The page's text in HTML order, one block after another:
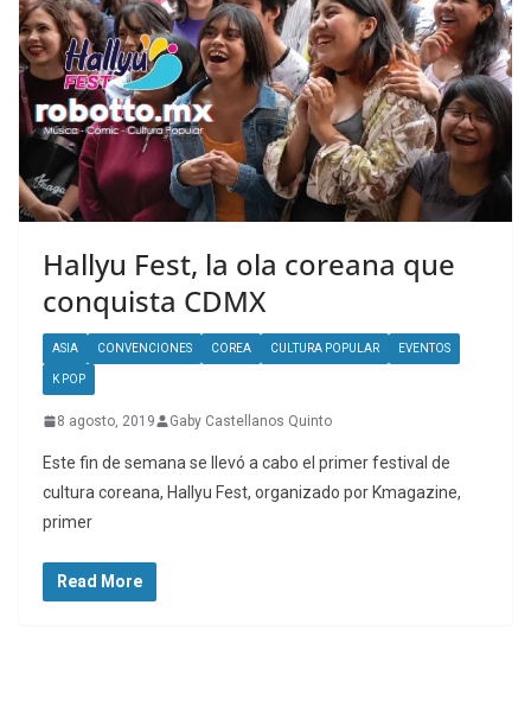
Hallyu Fest, la ola coreana que
conquista CDMX
ASIA CONVENCIONES COREA CULTURA POPULAR EVENTOS
K POP
8 agosto, 2019 Gaby Castellanos Quinto
Este fin de semana se llevó a cabo el primer festival de
cultura coreana, Hallyu Fest, organizado por Kmagazine,
primer
Read More